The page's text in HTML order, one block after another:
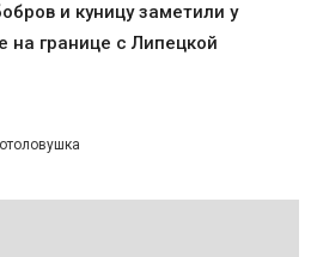
и куницу заметили у
на границе с Липецкой